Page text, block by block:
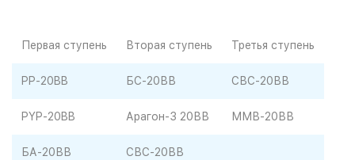
Первая ступень Вторая ступень Третья ступень
PP-20BB БС-20ВВ СВС-20ВВ
PYP-20BB Арагон-3 20ВВ ММВ-20ВВ
БА-20ВВ СВС-20ВВ